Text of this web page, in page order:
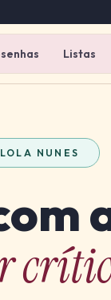
Listas
NUNES